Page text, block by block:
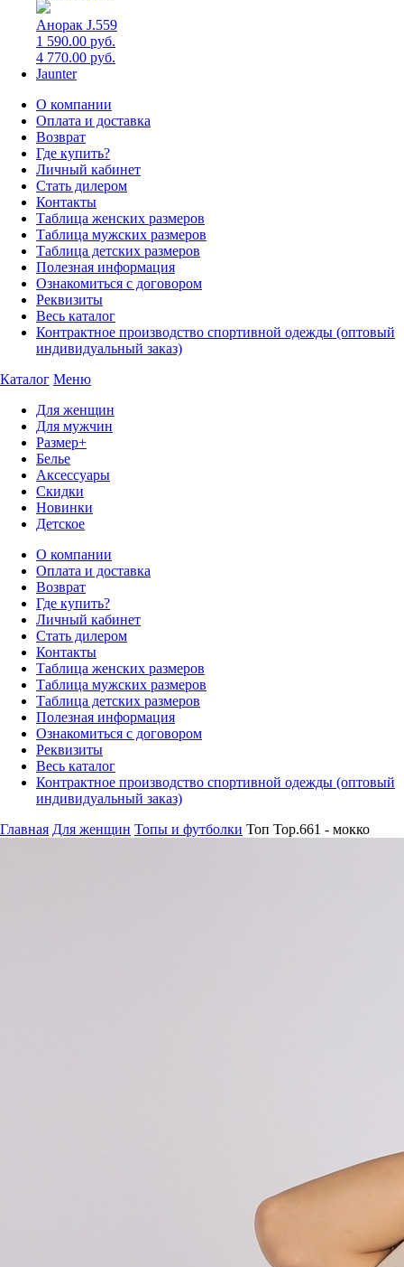
Анорак J.559
1 590.00 руб.
4 770.00 руб.
Jaunter
О компании
Оплата и доставка
Возврат
Где купить?
Личный кабинет
Стать дилером
Контакты
Таблица женских размеров
Таблица мужских размеров
Таблица детских размеров
Полезная информация
Ознакомиться с договором
Реквизиты
Весь каталог
Контрактное производство спортивной одежды (оптовый
индивидуальный заказ)
Каталог Меню
Для женщин
Для мужчин
Размер+
Белье
Аксессуары
Скидки
Новинки
Детское
О компании
Оплата и доставка
Возврат
Где купить?
Личный кабинет
Стать дилером
Контакты
Таблица женских размеров
Таблица мужских размеров
Таблица детских размеров
Полезная информация
Ознакомиться с договором
Реквизиты
Весь каталог
Контрактное производство спортивной одежды (оптовый
индивидуальный заказ)
Главная Для женщин Топы и футболки Топ Top.661 - мокко